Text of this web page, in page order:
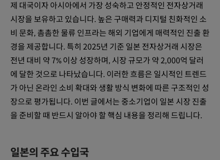
제 대국이자 아시아에서 가장 성숙하고 안정적인 전자상거래
시장을 보유하고 있습니다. 높은 구매력과 디지털 친화적인 소
비 문화, 촘촘한 물류 인프라는 해외 기업에게 매력적인 진출 환
경을 제공합니다. 특히 2025년 기준 일본 전자상거래 시장은
전년 대비 약 7% 이상 성장하며, 시장 규모가 약 2,000억 달러
에 달한 것으로 나타났습니다. 이러한 흐름은 일시적인 트렌드
가 아닌 온라인 소비 확대와 생활 방식 변화에 따른 구조적인 성
장으로 평가됩니다. 이번 글에서는 중소기업이 일본 시장 진출
을 준비할 때 반드시 알아야 할 핵심 내용을 정리해 드립니다.
일본의 주요 수입국